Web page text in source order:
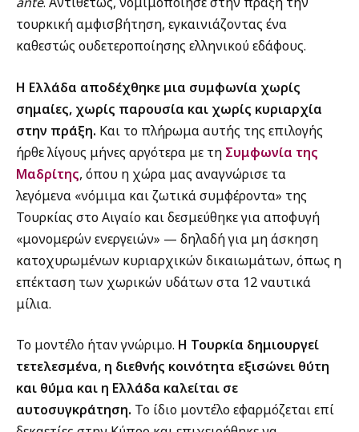
τουρκική αμφισβήτηση, εγκαινιάζοντας ένα
καθεστώς ουδετεροποίησης ελληνικού εδάφους.
Η Ελλάδα αποδέχθηκε μια συμφωνία χωρίς
σημαίες, χωρίς παρουσία και χωρίς κυριαρχία
στην πράξη. Και το πλήρωμα αυτής της επιλογής
ήρθε λίγους μήνες αργότερα με τη Συμφωνία της
Μαδρίτης, όπου η χώρα μας αναγνώρισε τα
λεγόμενα «νόμιμα και ζωτικά συμφέροντα» της
Τουρκίας στο Αιγαίο και δεσμεύθηκε για αποφυγή
«μονομερών ενεργειών» — δηλαδή για μη άσκηση
κατοχυρωμένων κυριαρχικών δικαιωμάτων, όπως η
επέκταση των χωρικών υδάτων στα 12 ναυτικά
μίλια.
Το μοντέλο ήταν γνώριμο. Η Τουρκία δημιουργεί
τετελεσμένα, η διεθνής κοινότητα εξισώνει θύτη
και θύμα και η Ελλάδα καλείται σε
αυτοσυγκράτηση. Το ίδιο μοντέλο εφαρμόζεται επί